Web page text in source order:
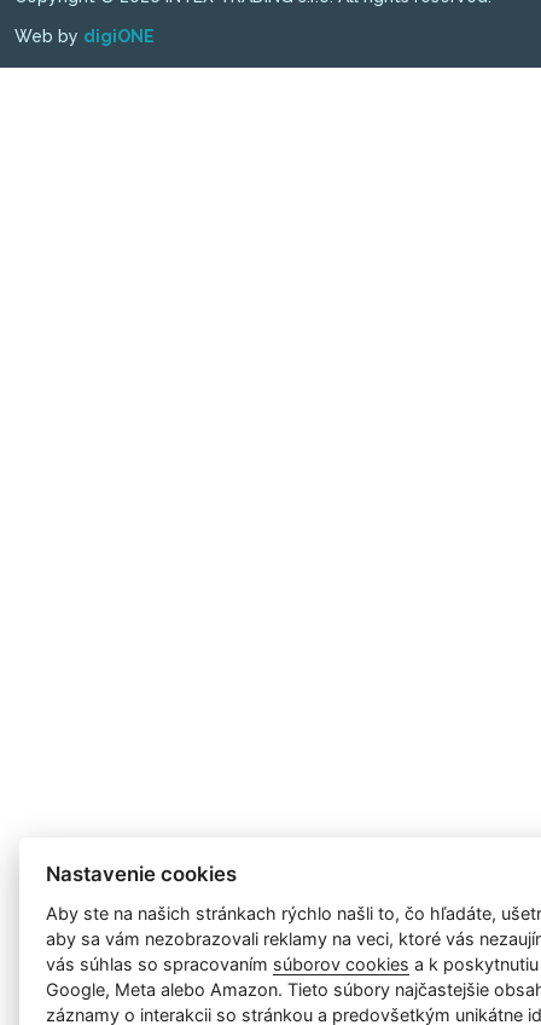
Web by digiONE
Nastavenie cookies
Aby ste na našich stránkach rýchlo našli to, čo hľadáte,
aby sa vám nezobrazovali reklamy na veci, ktoré vás
vás súhlas so spracovaním súborov cookies a k
Google, Meta alebo Amazon. Tieto súbory najčastejšie
záznamy o interakcii so stránkou a predovšetkým unikátne